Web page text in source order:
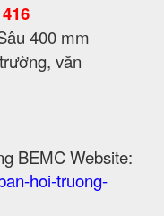
400 mm
văn
BEMCWebsite:
hoi-truong-